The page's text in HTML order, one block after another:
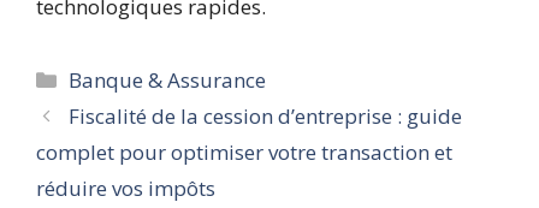
technologiques rapides.
Catégories
Banque & Assurance
Fiscalité de la cession d’entreprise : guide
complet pour optimiser votre transaction et
réduire vos impôts